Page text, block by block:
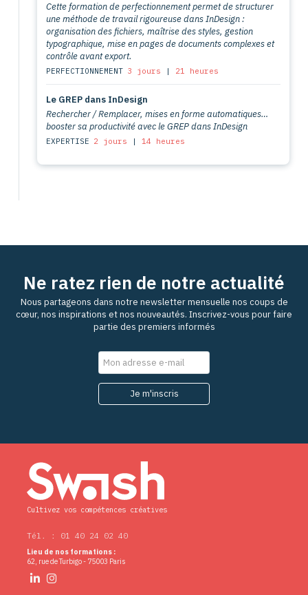
Cette formation de perfectionnement permet de structurer
une méthode de travail rigoureuse dans InDesign :
organisation des fichiers, maîtrise des styles, gestion
typographique, mise en pages de documents complexes et
contrôle avant export.
PERFECTIONNEMENT 3 jours | 21 heures
Le GREP dans InDesign
Rechercher / Remplacer, mises en forme automatiques…
booster sa productivité avec le GREP dans InDesign
EXPERTISE 2 jours |14 heures
Ne ratez rien de notre actualité
Nous partageons dans notre newsletter mensuelle nos coups de
cœur, nos inspirations et nos nouveautés. Inscrivez-vous pour faire
partie des premiers informés
Cultivez vos compétences créatives
Tél. : 01 40 24 02 40
Lieu de nos formations :
62, rue de Turbigo - 75003 Paris